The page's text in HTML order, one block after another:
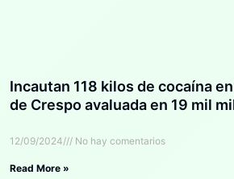
Incautan 118 kilos de cocaína
de Crespo avaluada en 19 mil
12/09/2024 No hay comentarios
Read More »